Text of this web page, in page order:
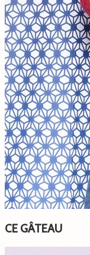
CE GÂTEAU